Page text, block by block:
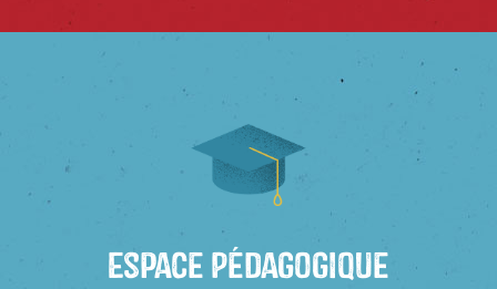
Espace Pédagogique